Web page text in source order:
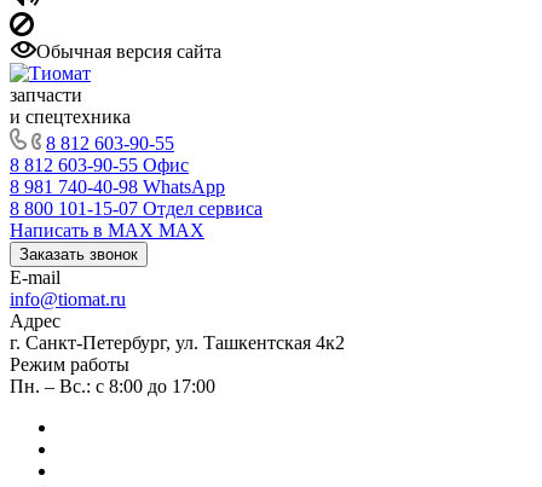
Обычная версия сайта
запчасти
и спецтехника
8 812 603-90-55
8 812 603-90-55 Офис
8 981 740-40-98 WhatsApp
8 800 101-15-07 Отдел сервиса
Написать в MAX MAX
Заказать звонок
E-mail
info@tiomat.ru
Адрес
г. Санкт-Петербург, ул. Ташкентская 4к2
Режим работы
Пн. – Вс.: с 8:00 до 17:00